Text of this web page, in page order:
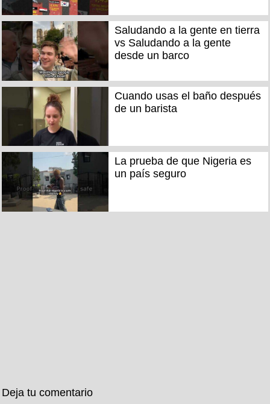
Saludando a la gente en tierra
vs Saludando a la gente
desde un barco
Cuando usas el baño después
de un barista
La prueba de que Nigeria es
un país seguro
Deja tu comentario